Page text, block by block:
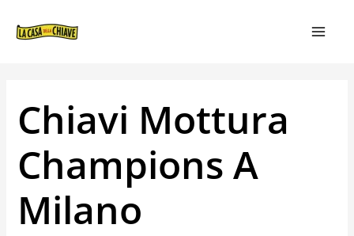
Chiavi Mottura
Champions A
Milano
ARTICOLI